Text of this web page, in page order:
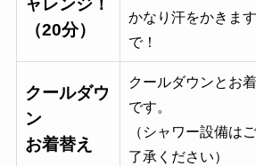
ャレンジ！
（20分）
かなり汗をかきま
で！
クールダウ
ン
お着替え
クールダウンとお
です。
（シャワー設備は
了承ください）